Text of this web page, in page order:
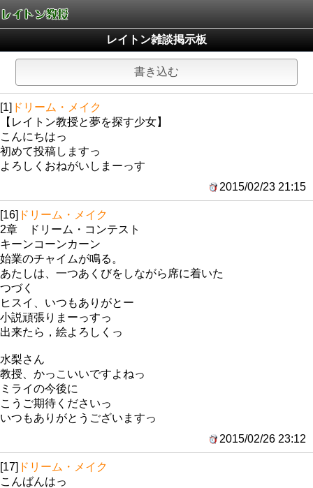
レイトン雑談掲示板
書き込む
[1] ドリーム・メイク
【レイトン教授と夢を探す少女】
こんにちはっ
初めて投稿しますっ
よろしくおねがいしまーっす
2015/02/23 21:15
[16] ドリーム・メイク
2章 ドリーム・コンテスト
キーンコーンカーン
始業のチャイムが鳴る。
あたしは、一つあくびをしながら席に着いた
つづく
ヒスイ、いつもありがとー
小説頑張りまーっすっ
出来たら，絵よろしくっ
水梨さん
教授、かっこいいですよねっ
ミライの今後に
こうご期待くださいっ
いつもありがとうございますっ
2015/02/26 23:12
[17] ドリーム・メイク
こんばんはっ